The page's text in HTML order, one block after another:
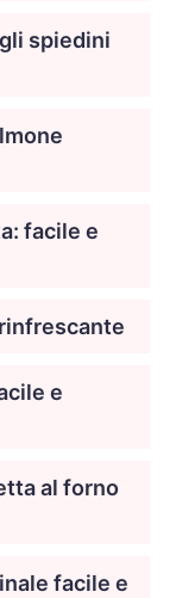
spiedini
facile e
e
al forno
facile e